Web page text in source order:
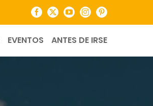
Facebook
X YouTubeInstagramPinterest
EVENTOS ANTES DE IRSE